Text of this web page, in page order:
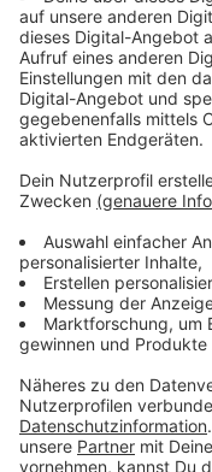
Oberösterreicher